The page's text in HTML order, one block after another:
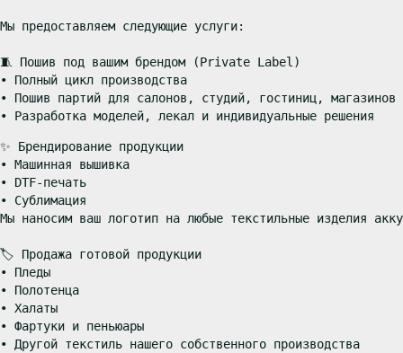
Мы предоставляем следующие услуги:
🧵 Пошив под вашим брендом (Private Label)
• Полный цикл производства
• Пошив партий для салонов, студий, гостиниц, магазинов
• Разработка моделей, лекал и индивидуальные решения
✨ Брендирование продукции
• Машинная вышивка
• DTF-печать
• Сублимация
Мы наносим ваш логотип на любые текстильные изделия
🏷 Продажа готовой продукции
• Пледы
• Полотенца
• Халаты
• Фартуки и пеньюары
• Другой текстиль нашего собственного производства